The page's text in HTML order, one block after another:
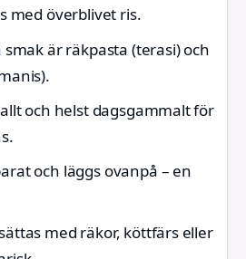
med överblivet ris.
är räkpasta (terasi) och
och helst dagsgammalt för
och läggs ovanpå – en
med räkor, köttfärs eller